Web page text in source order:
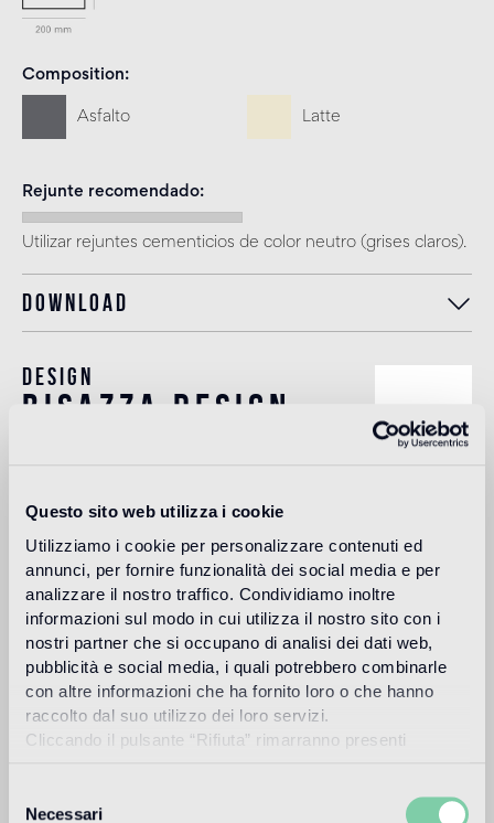
Questo sito web utilizza i cookie
Utilizziamo i cookie per personalizzare contenuti ed
annunci, per fornire funzionalità dei social media e per
analizzare il nostro traffico. Condividiamo inoltre
informazioni sul modo in cui utilizza il nostro sito con i
nostri partner che si occupano di analisi dei dati web,
pubblicità e social media, i quali potrebbero combinarle
con altre informazioni che ha fornito loro o che hanno
raccolto dal suo utilizzo dei loro servizi.
Cliccando il pulsante “Rifiuta” rimarranno presenti
tecnici.
delNecessari
Composition
Asfalto Latte
Rejunte recomendado
Utilizar rejuntes cementicios de color neutro (grises claros).
Download
Design
bisazza design
company that plays an important role in building the
stylistic identity of the brand. In addition to supporting the
designers collaborating with Bisazza in the development of
new collections, it contributes to expanding the company's
product range with original decorative proposals.
Más información
Uso previsto
Suelo de tráfico ligero en espacios residenciales y comerciales